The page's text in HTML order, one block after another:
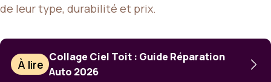
de leur type, durabilité et prix.
À lire
Collage Ciel Toit : Guide Réparation
Auto 2026